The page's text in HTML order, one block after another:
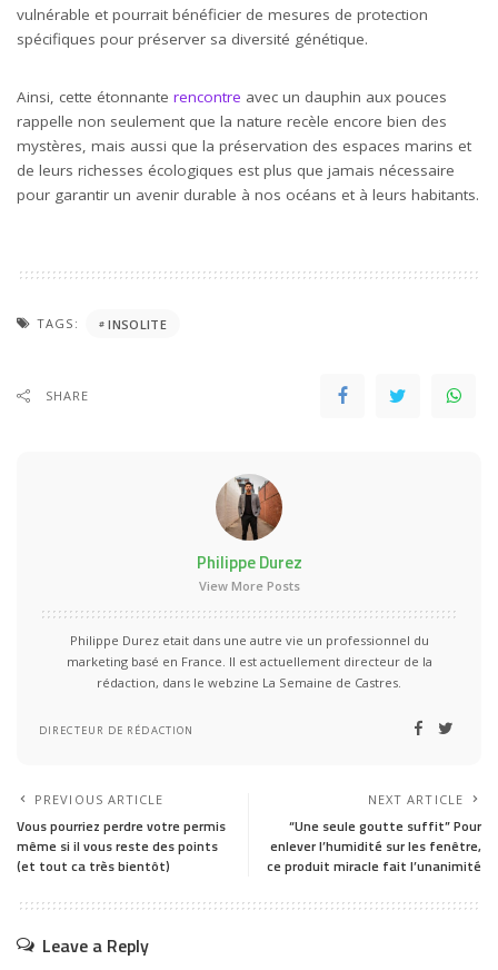
vulnérable et pourrait bénéficier de mesures de protection
spécifiques pour préserver sa diversité génétique.
Ainsi, cette étonnante rencontre avec un dauphin aux pouces
rappelle non seulement que la nature recèle encore bien des
mystères, mais aussi que la préservation des espaces marins et
de leurs richesses écologiques est plus que jamais nécessaire
pour garantir un avenir durable à nos océans et à leurs habitants.
TAGS: INSOLITE
SHARE
Philippe Durez
View More Posts
Philippe Durez etait dans une autre vie un professionnel du
marketing basé en France. Il est actuellement directeur de la
rédaction, dans le webzine La Semaine de Castres.
DIRECTEUR DE RÉDACTION
PREVIOUS ARTICLE
Vous pourriez perdre votre permis
même si il vous reste des points
(et tout ca très bientôt)
NEXT ARTICLE
“Une seule goutte suffit” Pour
enlever l’humidité sur les fenêtre,
ce produit miracle fait l’unanimité
Leave a Reply